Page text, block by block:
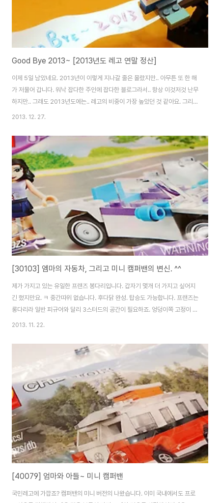
Good Bye 2013~ [2013년도 레고 연말 정산]
이제 5일 남았네요. 2013년이 이렇게 지나갈 줄은 몰랐지만.. 아무튼 또 한 해
가 저물어 갑니다. 워낙 잡다한 주인에 잡다한 블로그라서.. 항상 이것저것 난무
하지만.. 그래도 2013년도에는.. 레고의 비중이 가장 높았던 것 같아요. 그리고
새 카메라, 사진이 나머지..? 프라질 할때는 잘 하던 건데.. 레고로 돌아선 이후
만들었었는데.. ㅠㅠㅋ [31004] 간달프 완성형.
http://noleter.tistory.com/1508 2013년도 강력추천 제품. 없으세요? 꼭
사세요~! [79005] LEGO The Wizard Battle
http://noleter.tistory.com/1519 마법사들의 전투씬을 그린..
2013. 12. 27.
[30103] 엠마의 자동차, 그리고 미니 캠퍼밴의 변신. ^^
제가 가지고 있는 유일한 프랜즈 봉다리입니다. 갑자기 몇개 더 가지고 싶어지
긴 했지만요. ㅋ 중간따위 없습니다. 후다닭 완성. 탑승도 가능합니다. 프랜즈는
롱다리라 일반 피규어와 달리 3스터드의 공간이 필요하죠. 엉덩이쪽 고정이 불
가능하니 발부분 고정 방식을 사용합니다. 응? 근데 갑자기 미니캠퍼밴이 튀어
를 바꿔줍니다. ^^ 어때요? 좀 더 캠퍼밴스럽지 않나요? ^^ 아.. 예쁘다고 또 혼
자 만족중입니다. ^^; 어때요? 휠이.. 닮았지요? ^^ 패션의 완성은 신발, 자동차
의 완성은 타이어 아니겠습니까!!! (뭐래?) 더욱 귀여워진 캠퍼밴. ^^ 41999에
이어 두번째로 타이어 교체를 한 제품이 되어버렸어요. ㅎㅎ 자, 다들 ..
2013. 11. 22.
[40079] 엄마와 아들~ 미니 캠퍼밴
국민레고에 가깝죠? 캠퍼밴의 미니 버전의 나왔습니다. 이미 국내에서도 프로